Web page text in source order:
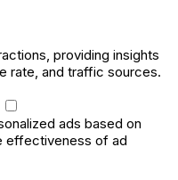
providing insights
rate, and traffic sources.
ads based on
effectiveness of ad